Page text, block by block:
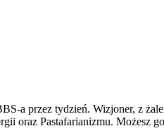
a przez tydzień. Wizjoner, z
oraz Pastafarianizmu. Możesz